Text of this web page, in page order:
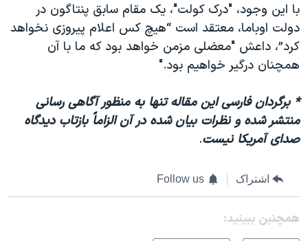
با این وجود، "درک کولت"، یک مقام سابق پنتاگون در
دولت اوباما، معتقد است “هیچ کس اعلام پیروزی نخواهد
کرد”، داعش "معضلی مزمن خواهد بود که ما با آن
همچنان درگیر خواهیم بود."
* برگردان فارسی این مقاله تنها به منظور آگاهی رسانی
منتشر شده و نظرات بیان شده در آن الزاماً بازتاب دیدگاه
صدای آمریکا نیست.
اشتراک Follow us
همچنبن ببینید: